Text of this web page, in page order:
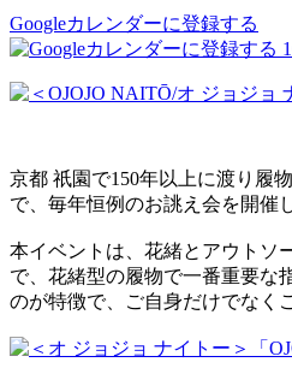
Googleカレンダーに登録する
京都 祇園で150年以上に渡り履
で、毎年恒例のお誂え会を開催
本イベントは、花緒とアウトソ
で、花緒型の履物で一番重要な
のが特徴で、ご自身だけでなく